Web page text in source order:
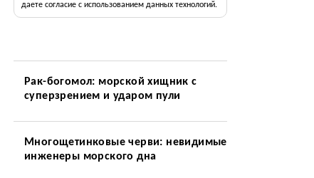
даете согласие с использованием данных технологий.
Рак-богомол: морской хищник с
суперзрением и ударом пули
Многощетинковые черви: невидимые
инженеры морского дна